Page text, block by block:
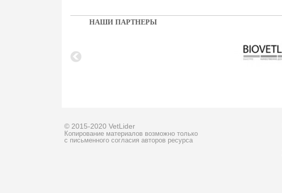
НАШИ ПАРТНЕРЫ
© 2015-2020 VetLider
Копирование материалов возможно только
с письменного согласия авторов ресурса